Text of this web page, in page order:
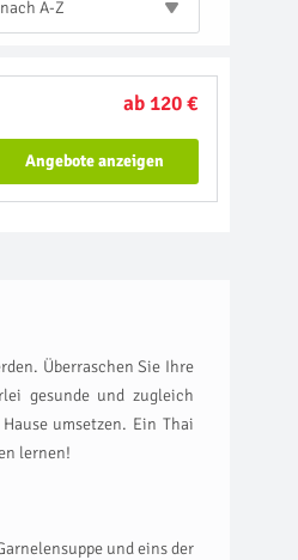
A-Z
ab 120 €
Angebote anzeigen
Überraschen Sie Ihre
gesunde und zugleich
umsetzen. Ein Thai
lernen!
und eins der